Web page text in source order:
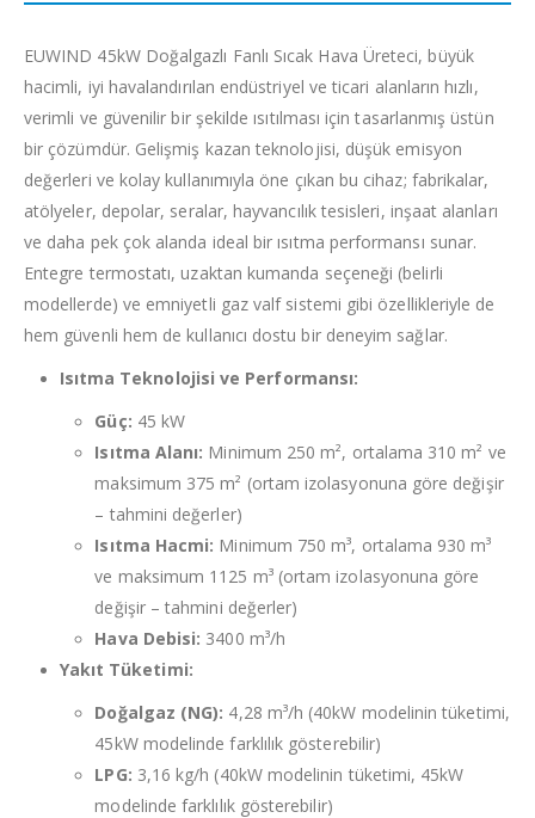
EUWIND 45kW Doğalgazlı Fanlı Sıcak Hava Üreteci, büyük
hacimli, iyi havalandırılan endüstriyel ve ticari alanların hızlı,
verimli ve güvenilir bir şekilde ısıtılması için tasarlanmış üstün
bir çözümdür. Gelişmiş kazan teknolojisi, düşük emisyon
değerleri ve kolay kullanımıyla öne çıkan bu cihaz; fabrikalar,
atölyeler, depolar, seralar, hayvancılık tesisleri, inşaat alanları
ve daha pek çok alanda ideal bir ısıtma performansı sunar.
Entegre termostatı, uzaktan kumanda seçeneği (belirli
modellerde) ve emniyetli gaz valf sistemi gibi özellikleriyle de
hem güvenli hem de kullanıcı dostu bir deneyim sağlar.
Isıtma Teknolojisi ve Performansı:
Güç: 45 kW
Isıtma Alanı: Minimum 250 m², ortalama 310 m² ve
maksimum 375 m² (ortam izolasyonuna göre değişir
– tahmini değerler)
Isıtma Hacmi: Minimum 750 m³, ortalama 930 m³
ve maksimum 1125 m³ (ortam izolasyonuna göre
değişir – tahmini değerler)
Hava Debisi: 3400 m³/h
Yakıt Tüketimi:
Doğalgaz (NG): 4,28 m³/h (40kW modelinin tüketimi,
45kW modelinde farklılık gösterebilir)
LPG: 3,16kg/h (40kW modelinin tüketimi, 45kW
modelinde farklılık gösterebilir)